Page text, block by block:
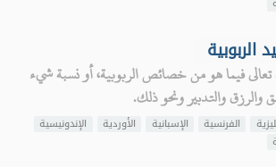
تعالى فيما هو من خصائص الربوبية، أو نسبة شيء
والرزق والتدبير ونحو ذلك.
الفرنسية الإسبانية الأوردية
الإندونيسية